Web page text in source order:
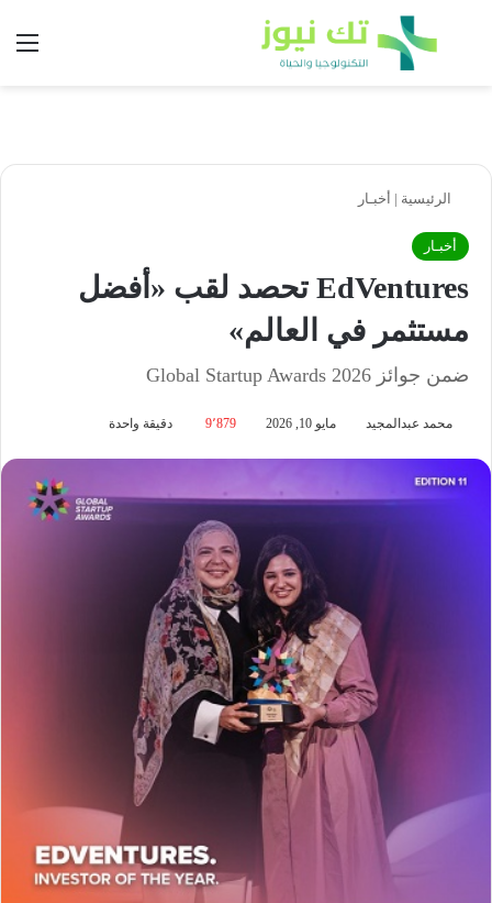
بحث عن
الرئيسية | أخبـار
أخبـار
EdVentures تحصد لقب «أفضل
مستثمر في العالم»
ضمن جوائز Global Startup Awards 2026
محمد عبدالمجيد مايو 10, 2026 9٬879 دقيقة واحدة